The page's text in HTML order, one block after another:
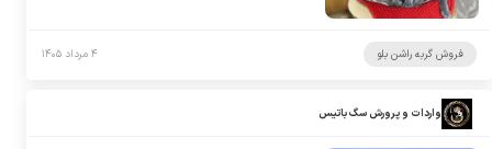
فروش گربه راشن بلو ۴ مرداد ۱۴۰۵
واردات و پرورش سگ باتیس